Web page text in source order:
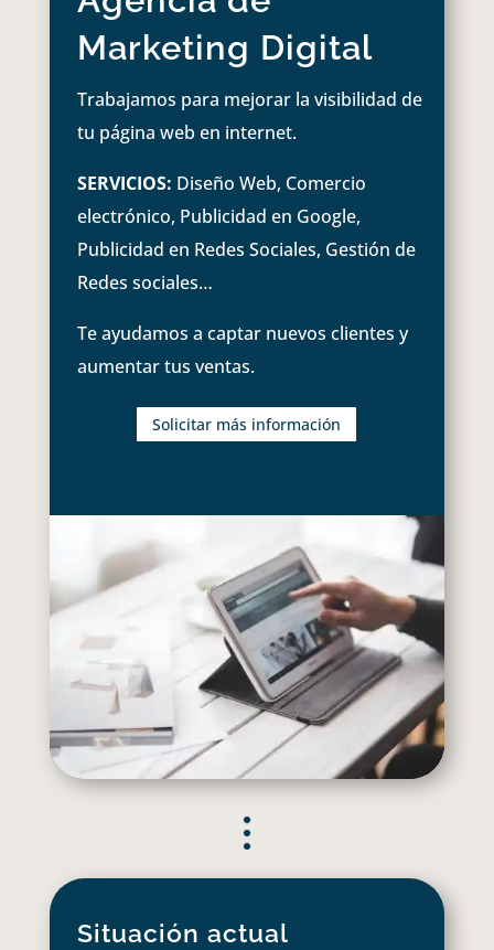
Marketing Digital
Trabajamos para mejorar la visibilidad de
tu página web en internet.
SERVICIOS: Diseño Web, Comercio
electrónico, Publicidad en Google,
Publicidad en Redes Sociales, Gestión de
Redes sociales…
Te ayudamos a captar nuevos clientes y
aumentar tus ventas.
Solicitar más información
Situación actual